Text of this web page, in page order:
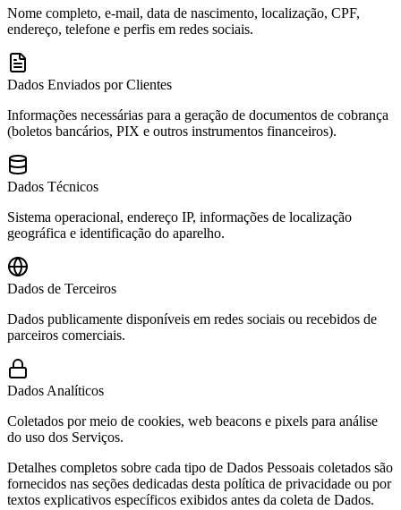
Nome completo, e-mail, data de nascimento, localização, CPF,
endereço, telefone e perfis em redes sociais.
Dados Enviados por Clientes
Informações necessárias para a geração de documentos de cobrança
(boletos bancários, PIX e outros instrumentos financeiros).
Dados Técnicos
Sistema operacional, endereço IP, informações de localização
geográfica e identificação do aparelho.
Dados de Terceiros
Dados publicamente disponíveis em redes sociais ou recebidos de
parceiros comerciais.
Dados Analíticos
Coletados por meio de cookies, web beacons e pixels para análise
do uso dos Serviços.
Detalhes completos sobre cada tipo de Dados Pessoais coletados são
fornecidos nas seções dedicadas desta política de privacidade ou por
textos explicativos específicos exibidos antes da coleta de Dados.